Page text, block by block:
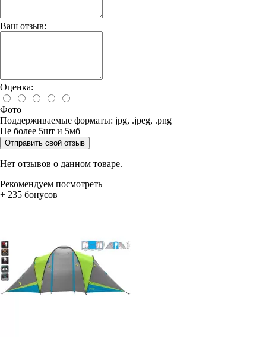
Ваш отзыв:
Оценка:
Фото
Поддерживаемые форматы: jpg, .jpeg, .png
Не более 5шт и 5мб
Отправить свой отзыв
Нет отзывов о данном товаре.
Рекомендуем посмотреть
+ 235 бонусов